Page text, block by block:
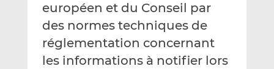
i
l
n
k
e
d
c
e
b
o
européen et du Conseil par
des normes techniques de
réglementation concernant
les informations à notifier lors